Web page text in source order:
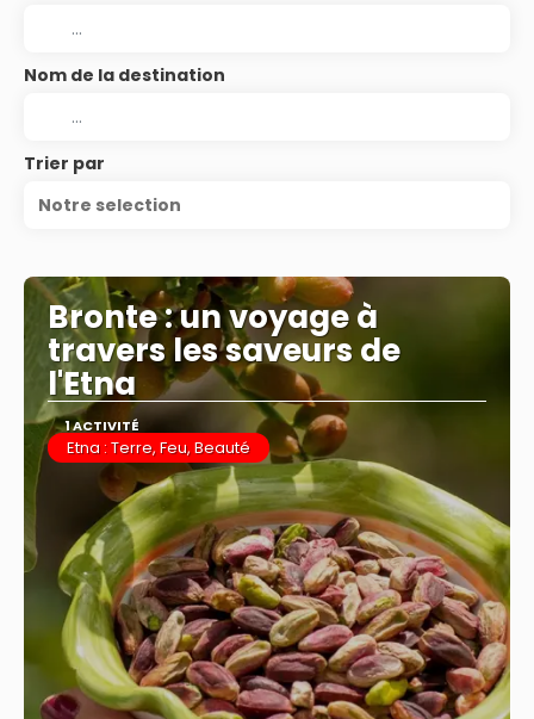
Nom de la destination
Trier par
Notre selection
Bronte : un voyage à
travers les saveurs de
l'Etna
1 ACTIVITÉ
Etna : Terre, Feu, Beauté